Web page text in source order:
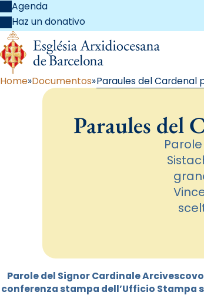
Agenda
Haz un donativo
Home Documentos Paraules del Cardenal
Paraules del
Parole del Signor Cardinale
conferenza stampa dell’Ufficio Stampa